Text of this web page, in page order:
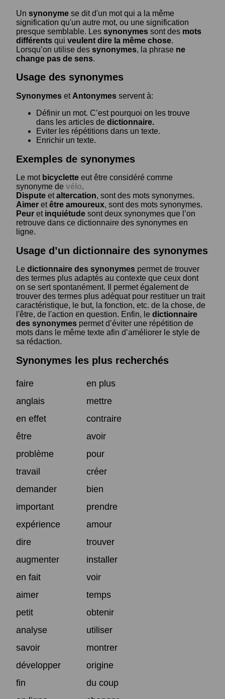
Un synonyme se dit d'un mot qui a la même
signification qu'un autre mot, ou une signification
presque semblable. Les synonymes sont des mots
différents qui veulent dire la même chose.
Lorsqu’on utilise des synonymes, la phrase ne
change pas de sens.
Usage des synonymes
Synonymes et Antonymes servent à:
Définir un mot. C’est pourquoi on les trouve
dans les articles de dictionnaire.
Eviter les répétitions dans un texte.
Enrichir un texte.
Exemples de synonymes
Le mot bicyclette eut être considéré comme
synonyme de vélo.
Dispute etaltercation, sont des mots synonymes.
Aimer etêtre amoureux, sont des mots synonymes.
Peur et inquiétude sont deux synonymes que l’on
retrouve dans ce dictionnaire des synonymes en
ligne.
Usage d’un dictionnaire des synonymes
Le dictionnaire des synonymes permet de trouver
des termes plus adaptés au contexte que ceux dont
on se sert spontanément. Il permet également de
trouver des termes plus adéquat pour restituer un trait
caractéristique, le but, la fonction, etc. de la chose, de
l'être, de l'action en question. Enfin, le dictionnaire
des synonymes permet d’éviter une répétition de
mots dans le même texte afin d’améliorer le style de
sa rédaction.
Synonymes les plus recherchés
faire
en plus
anglais
mettre
en effet
contraire
être
avoir
problème
pour
travail
créer
demander
bien
important
prendre
expérience
amour
dire
trouver
augmenter
installer
en fait
voir
aimer
temps
petit
obtenir
analyse
utiliser
savoir
montrer
développer
origine
fin
du coup